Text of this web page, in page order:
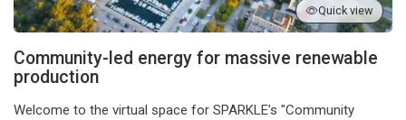
Quick view
Community-led energy for massive renewable
production
Welcome to the virtual space for SPARKLE's "Community